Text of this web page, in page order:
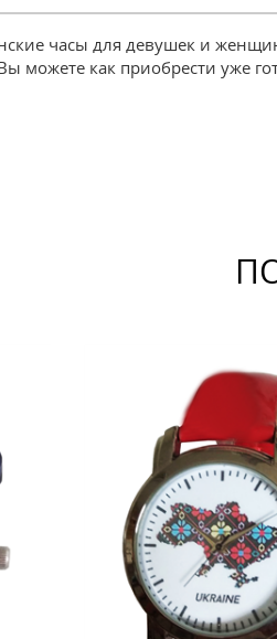
часы для девушек и
можете как приобрести уже